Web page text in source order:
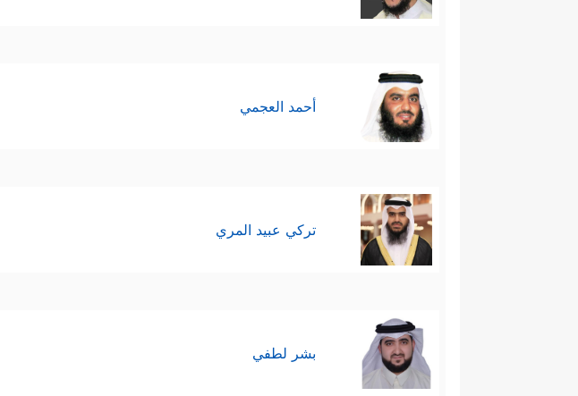
أحمد العجمي
تركي عبيد المري
بشر لطفي